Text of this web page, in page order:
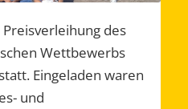
des
Wettbewerbs
Eingeladen waren
und